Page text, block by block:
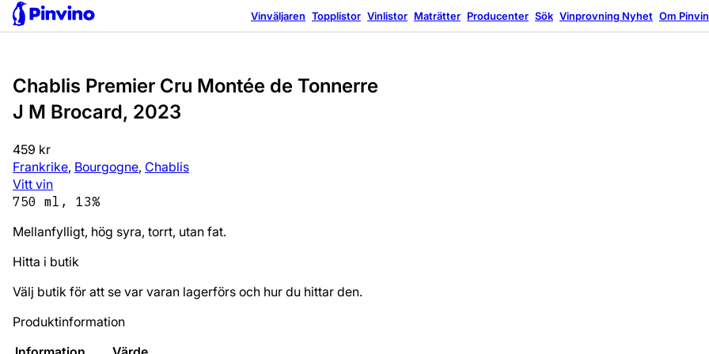
Vinväljaren Topplistor Vinlistor Maträtter Producenter Sök Vinprovning Nyhet Om
Chablis Premier Cru Montée de Tonnerre
J M Brocard, 2023
459 kr
Frankrike, Bourgogne, Chablis
Vitt vin
750 ml, 13%
Mellanfylligt, hög syra, torrt, utan fat.
Hitta i butik
Välj butik för att se var varan lagerförs och hur du hittar den.
Produktinformation